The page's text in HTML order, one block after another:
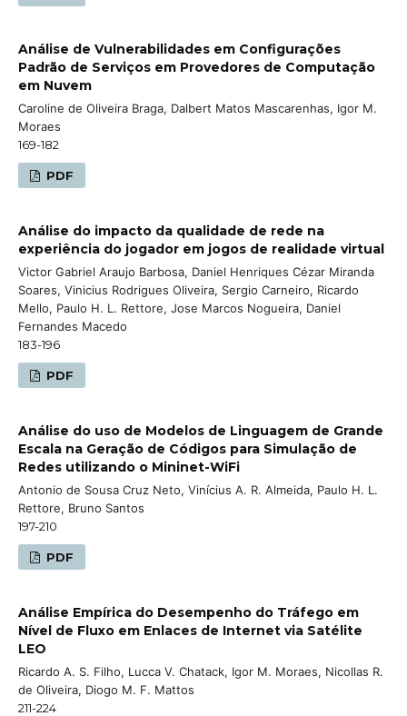
Análise de Vulnerabilidades em Configurações
Padrão de Serviços em Provedores de Computação
em Nuvem
Caroline de Oliveira Braga, Dalbert Matos Mascarenhas, Igor M.
Moraes
169-182
PDF
Análise do impacto da qualidade de rede na
experiência do jogador em jogos de realidade virtual
Victor Gabriel Araujo Barbosa, Daniel Henriques Cézar Miranda
Soares, Vinicius Rodrigues Oliveira, Sergio Carneiro, Ricardo
Mello, Paulo H. L. Rettore, Jose Marcos Nogueira, Daniel
Fernandes Macedo
183-196
PDF
Análise do uso de Modelos de Linguagem de Grande
Escala na Geração de Códigos para Simulação de
Redes utilizando o Mininet-WiFi
Antonio de Sousa Cruz Neto, Vinícius A. R. Almeida, Paulo H. L.
Rettore, Bruno Santos
197-210
PDF
Análise Empírica do Desempenho do Tráfego em
Nível de Fluxo em Enlaces de Internet via Satélite
LEO
Ricardo A. S. Filho, Lucca V. Chatack, Igor M. Moraes, Nicollas R.
de Oliveira, Diogo M. F. Mattos
211-224